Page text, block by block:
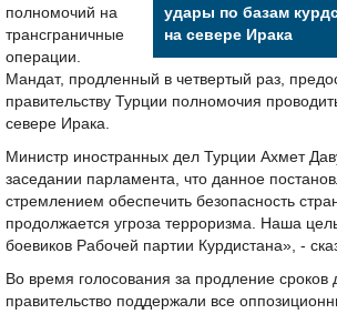
удары по базам
на севере Ирака
полномочий на
трансграничные
операции.
Мандат, продленный в четвертый раз,
правительству Турции полномочия
севере Ирака.
Министр иностранных дел Турции Ахмет
заседании парламента, что данное
стремлением обеспечить безопасность
продолжается угроза терроризма. Наша
боевиков Рабочей партии Курдистана», -
Во время голосования за продление сроков
правительство поддержали все